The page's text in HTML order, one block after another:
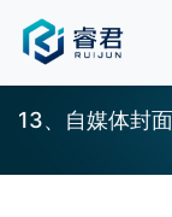
13、自媒体封